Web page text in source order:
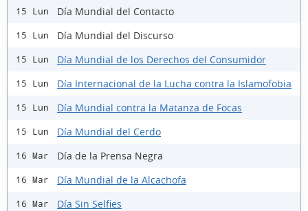
15 Lun Día Mundial del Contacto
15 Lun Día Mundial del Discurso
15 Lun Día Mundial de los Derechos del Consumidor
15 Lun Día Internacional de la Lucha contra la Islamofobia
15 Lun Día Mundial contra la Matanza de Focas
15 Lun Día Mundial del Cerdo
16 Mar Día de la Prensa Negra
16 Mar Día Mundial de la Alcachofa
16 Mar Día Sin Selfies